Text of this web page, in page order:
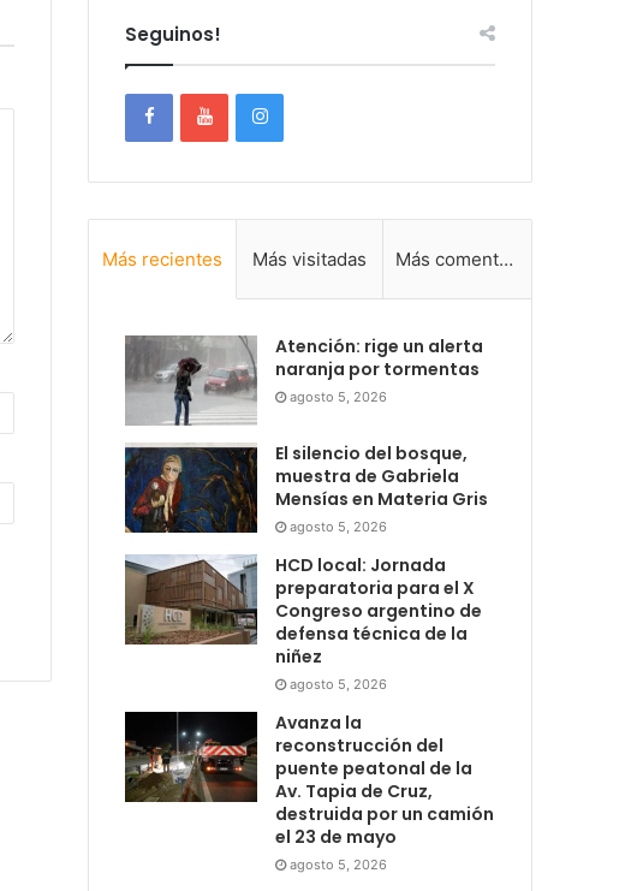
Seguinos!
Más recientes Más visitadas Más comentadas
Atención: rige un alerta
naranja por tormentas
agosto 5, 2026
El silencio del bosque,
muestra de Gabriela
Mensías en Materia Gris
agosto 5, 2026
HCD local: Jornada
preparatoria para el X
Congreso argentino de
defensa técnica de la
niñez
agosto 5, 2026
Avanza la
reconstrucción del
puente peatonal de la
Av. Tapia de Cruz,
destruida por un camión
el 23 de mayo
agosto 5, 2026